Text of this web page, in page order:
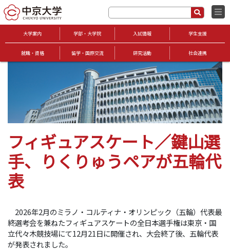
大学案内 学部・大学院 入試情報 学生支援
就職・資格 留学・国際交流 研究活動 社会連携
フィギュアスケート／鍵山選
手、りくりゅうペアが五輪代
表
2026年2月のミラノ・コルティナ・オリンピック（五輪）代表最
終選考会を兼ねたフィギュアスケートの全日本選手権は東京・国
立代々木競技場にて12月21日に開催され、大会終了後、五輪代表
が発表されました。